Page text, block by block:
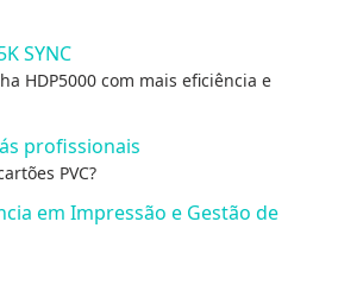
SYNC
HDP5000 com mais eficiência e
profissionais
PVC?
em Impressão e Gestão de